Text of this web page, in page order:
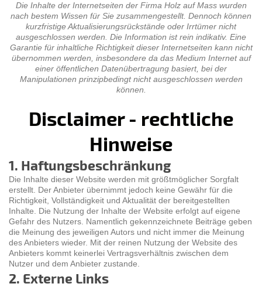
Die Inhalte der Internetseiten der Firma Holz auf Mass wurden
nach bestem Wissen für Sie zusammengestellt. Dennoch können
kurzfristige Aktualisierungsrückstände oder Irrtümer nicht
ausgeschlossen werden. Die Information ist rein indikativ. Eine
Garantie für inhaltliche Richtigkeit dieser Internetseiten kann nicht
übernommen werden, insbesondere da das Medium Internet auf
einer öffentlichen Datenübertragung basiert, bei der
Manipulationen prinzipbedingt nicht ausgeschlossen werden
können.
Disclaimer - rechtliche
Hinweise
1. Haftungsbeschränkung
Die Inhalte dieser Website werden mit größtmöglicher Sorgfalt
erstellt. Der Anbieter übernimmt jedoch keine Gewähr für die
Richtigkeit, Vollständigkeit und Aktualität der bereitgestellten
Inhalte. Die Nutzung der Inhalte der Website erfolgt auf eigene
Gefahr des Nutzers. Namentlich gekennzeichnete Beiträge geben
die Meinung des jeweiligen Autors und nicht immer die Meinung
des Anbieters wieder. Mit der reinen Nutzung der Website des
Anbieters kommt keinerlei Vertragsverhältnis zwischen dem
Nutzer und dem Anbieter zustande.
2. Externe Links